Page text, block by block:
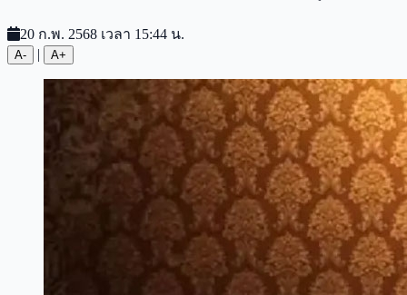
20 ก.พ. 2568 เวลา 15:44 น.
A- | A+